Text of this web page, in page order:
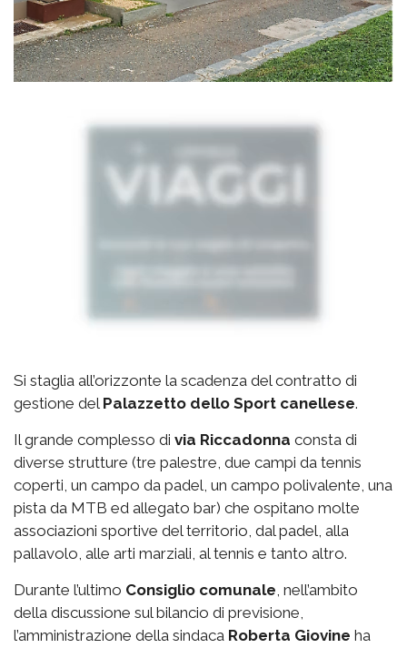
Si staglia all’orizzonte la scadenza del contratto di
gestione del Palazzetto dello Sport canellese.
Il grande complesso di via Riccadonna consta di
diverse strutture (tre palestre, due campi da tennis
coperti, un campo da padel, un campo polivalente, una
pista da MTB ed allegato bar) che ospitano molte
associazioni sportive del territorio, dal padel, alla
pallavolo, alle arti marziali, al tennis e tanto altro.
Durante l’ultimo Consiglio comunale, nell’ambito
della discussione sul bilancio di previsione,
l’amministrazione della sindaca Roberta Giovine ha